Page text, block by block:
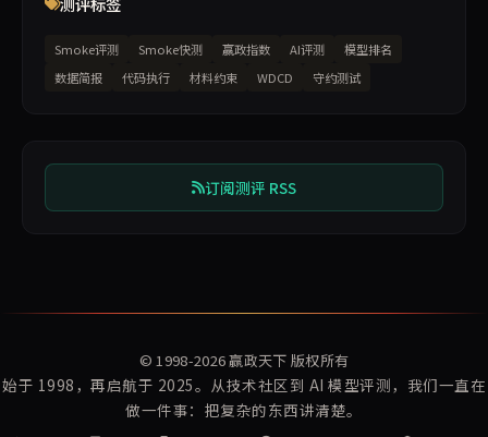
Smoke评测 Smoke快测 赢政指数 AI评测
模型排名
数据简报
代码执行 材料约束 WDCD 守约测试
订阅测评 RSS
© 1998-2026赢政天下 版权所有
始于 1998，再启航于 2025。从技术社区到 AI 模型评测，我们一直在
做一件事：把复杂的东西讲清楚。